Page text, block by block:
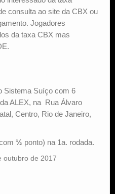
consulta ao site da CBX ou
Jogadores
da taxa CBX mas
Sistema Suíço com 6
ALEX, na Rua Álvaro
Centro, Rio de Janeiro,
½ ponto) na 1a. rodada.
outubro de 2017